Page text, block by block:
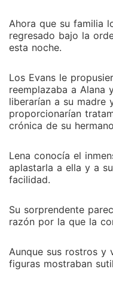
Ahora que su familia
regresado bajo la
esta noche.
Los Evans le
reemplazaba a Alana
liberarían a su madre
proporcionarían
crónica de su
Lena conocía el
aplastarla a ella y a
facilidad.
Su sorprendente
razón por la que la
Aunque sus rostros y
figuras mostraban